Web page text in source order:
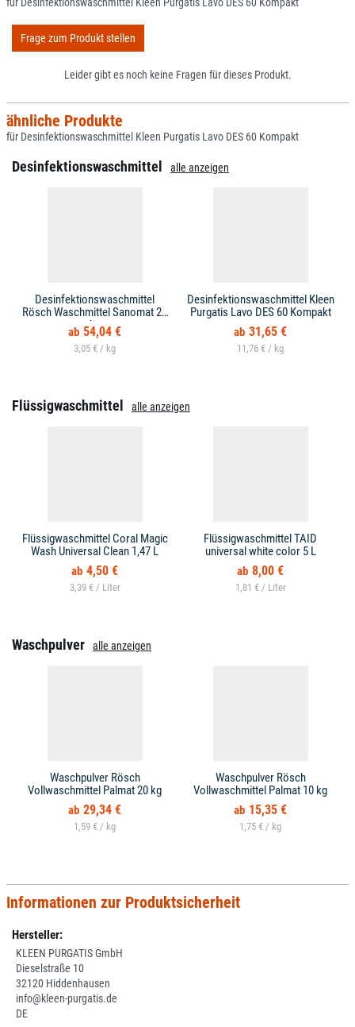
Frage zum Produkt stellen
Leider gibt es noch keine Fragen für dieses Produkt.
ähnliche Produkte
für Desinfektionswaschmittel Kleen Purgatis Lavo DES 60 Kompakt
Desinfektionswaschmittel alle anzeigen
Desinfektionswaschmittel
Rösch Waschmittel Sanomat 20
kg
54,04 €
3,05 € /
Desinfektionswaschmittel Kleen
Purgatis Lavo DES 60 Kompakt
31,65 €
11,76 € /
Flüssigwaschmittel alle anzeigen
Flüssigwaschmittel Coral Magic
Wash Universal Clean 1,47 L
4,50 €
3,39 € /
Flüssigwaschmittel TAID
universal white color 5 L
8,00 €
1,81 € /
Waschpulver alle anzeigen
Waschpulver Rösch
Vollwaschmittel Palmat 20 kg
29,34 €
1,59 € /
Waschpulver Rösch
Vollwaschmittel Palmat 10 kg
15,35 €
1,75 € /
Informationen zur Produktsicherheit
Hersteller:
KLEEN PURGATIS GmbH
Dieselstraße 10
32120 Hiddenhausen
info@kleen-purgatis.de
DE